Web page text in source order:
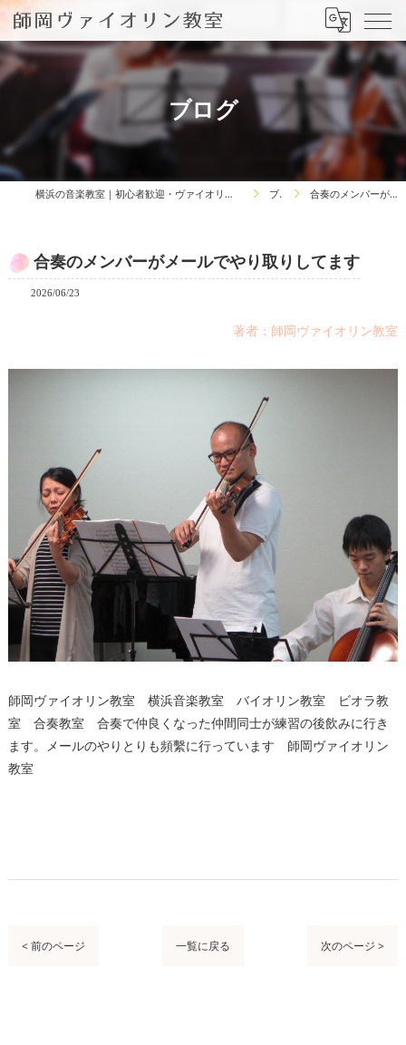
ブログ
横浜の音楽教室｜初心者歓迎・ヴァイオリンレッスン「師岡ヴァイオリン教室」｜発表会あり＆無料体験 ブログ 合奏のメンバーがメールでやり取りしてます
合奏のメンバーがメールでやり取りしてます
2026/06/23
著者：師岡ヴァイオリン教室
師岡ヴァイオリン教室 横浜音楽教室 バイオリン教室 ビオラ教
室 合奏教室 合奏で仲良くなった仲間同士が練習の後飲みに行き
ます。メールのやりとりも頻繫に行っています 師岡ヴァイオリン
教室
< 前のページ 一覧に戻る 次のページ >